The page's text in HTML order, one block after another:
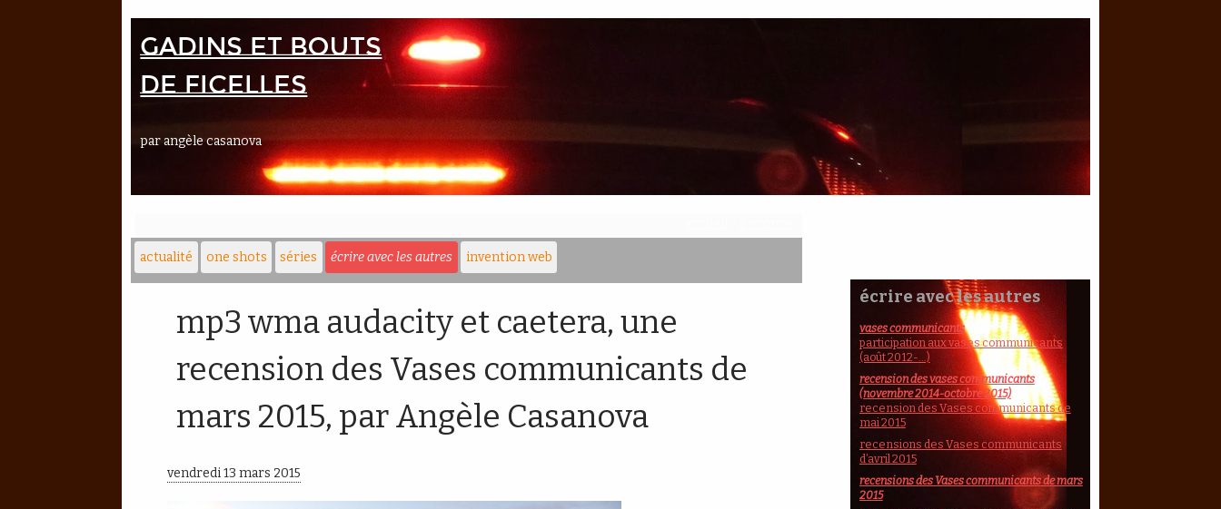
Gadins et bouts
de ficelles
par angèle casanova
actualité one shots séries écrire avec les autres invention web
mp3 wma audacity et caetera, une
recension des Vases communicants de
mars 2015, par Angèle Casanova
vendredi 13 mars 2015
écrire avec les autres
vases communicants
participation aux vases communicants
(août 2012-...)
recension des vases communicants
(novembre 2014-octobre 2015)
recension des Vases communicants de
mai 2015
recensions des Vases communicants
d’avril 2015
recensions des Vases communicants de mars
2015